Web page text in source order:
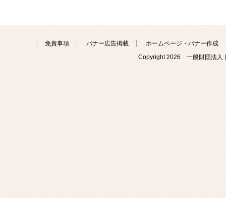
免責事項 バナー広告掲載
ホームページ・バナー作成
Copyright2026 一般財団法人